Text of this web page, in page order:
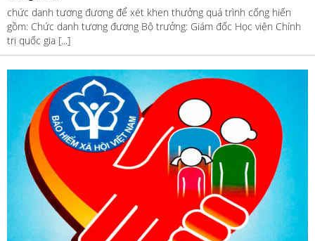
chức danh tương đương để xét khen thưởng quá trình cống hiến
gồm: Chức danh tương đương Bộ trưởng: Giám đốc Học viện Chính
trị quốc gia [...]